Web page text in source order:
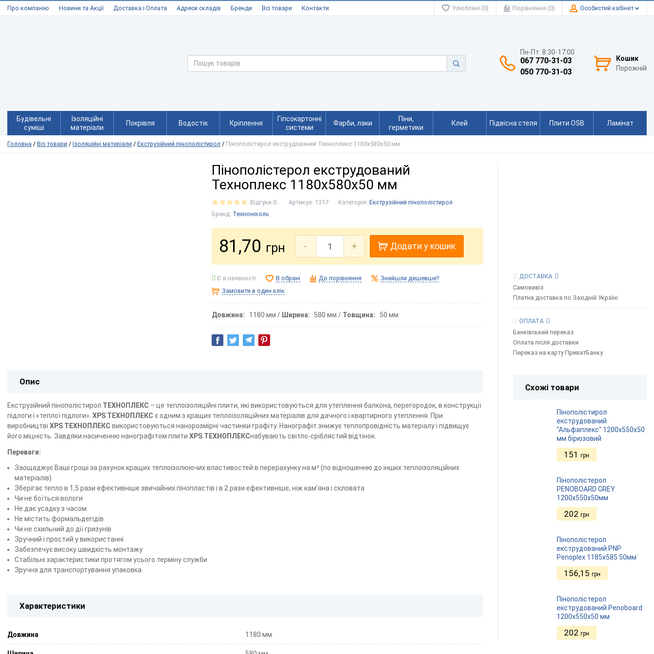
Про компанію Новини та Акції Доставка і Оплата Адреси складів Бренди Всі товари Контакти Улюблені (0) Порівняння (0) Особистий кабінет
Пн-Пт: 8:30-17:00
067 770-31-03
050 770-31-03
Кошик
Порожній
Будівельні
суміші
Ізоляційні
матеріали
Покрівля Водостік Кріплення
Гіпсокартонні
системи
Фарби, лаки
Піни,
герметики
Клей Підвісна стеля Плити OSB Ламінат
Головна / Всі товари / Ізоляційні матеріали / Екструзійний пінополістирол / Пінополістерол екструдований Техноплекс 1180х580х50 мм
Пінополістерол екструдований
Техноплекс 1180х580х50 мм
Відгуки 0 Артикул: 1317 Категорія: Екструзійний пінополістирол
Бренд: Техноніколь
81,70 грн - + Додати у кошик
Є в наявності В обрані До порівняння
Знайшли дешевше?
Замовити в один клік
Довжина 1180 мм Ширина 580 мм Товщина 50 мм
Опис
Екструзійний пінополістирол ТЕХНОПЛЕКС – це теплоізоляційні плити, які використовуються для утеплення балкона, перегородок, в конструкції
підлоги і «теплої підлоги». XPS ТЕХНОПЛЕКС є одним з кращих теплоізоляційних матеріалів для дачного і квартирного утеплення. При
виробництві XPS ТЕХНОПЛЕКС використовуються нанорозмірні частинки графіту. Нанографіт знижує теплопровідність матеріалу і підвищує
його міцність. Завдяки насиченню нанографітом плити XPS ТЕХНОПЛЕКСнабувають світло-сріблястий відтінок.
Переваги:
Заощаджує Ваші гроші за рахунок кращих теплоізолюючих властивостей в перерахунку на м² (по відношенню до інших теплоізоляційних
матеріалів)
Зберігає тепло в 1,5 рази ефективніше звичайних пінопластів і в 2 рази ефективніше, ніж кам’яна і скловата
Чи не боїться вологи
Не дає усадку з часом
Не містить формальдегідів
Чи не схильний до дії гризунів
Зручний і простий у використанні
Забезпечує високу швидкість монтажу
Стабільні характеристики протягом усього терміну служби
Зручна для транспортування упаковка.
Характеристики
Довжина 1180 мм
ДОСТАВКА
Самовивіз
Платна доставка по Західній Україні
ОПЛАТА
Банківський переказ
Оплата після доставки
Переказ на карту ПриватБанку
Схожі товари
Пінополістирол
екструдований
"Альфаплекс" 1200х550х50
мм бірюзовий
151 грн
Пінополістерол
PENOBOARD GREY
1200x550x50мм
202 грн
Пінополістерол
екструдований PNP
Pеnoplex 1185х585 50мм
156,15 грн
Пінополістерол
екструдований Penoboard
1200x550x50 мм
202 грн